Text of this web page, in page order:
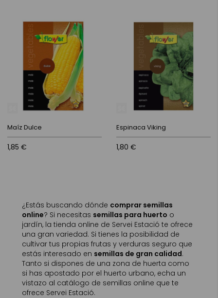
Maíz Dulce
1,85 €
Espinaca Viking
1,80 €
¿Estás buscando dónde comprar semillas
online? Si necesitas semillas para huerto o
jardín, la tienda online de Servei Estació te ofrece
una gran variedad. Si tienes la posibilidad de
cultivar tus propias frutas y verduras seguro que
estás interesado en semillas de gran calidad.
Tanto si dispones de una zona de huerta como
si has apostado por el huerto urbano, echa un
vistazo al catálogo de semillas online que te
ofrece Servei Estació.